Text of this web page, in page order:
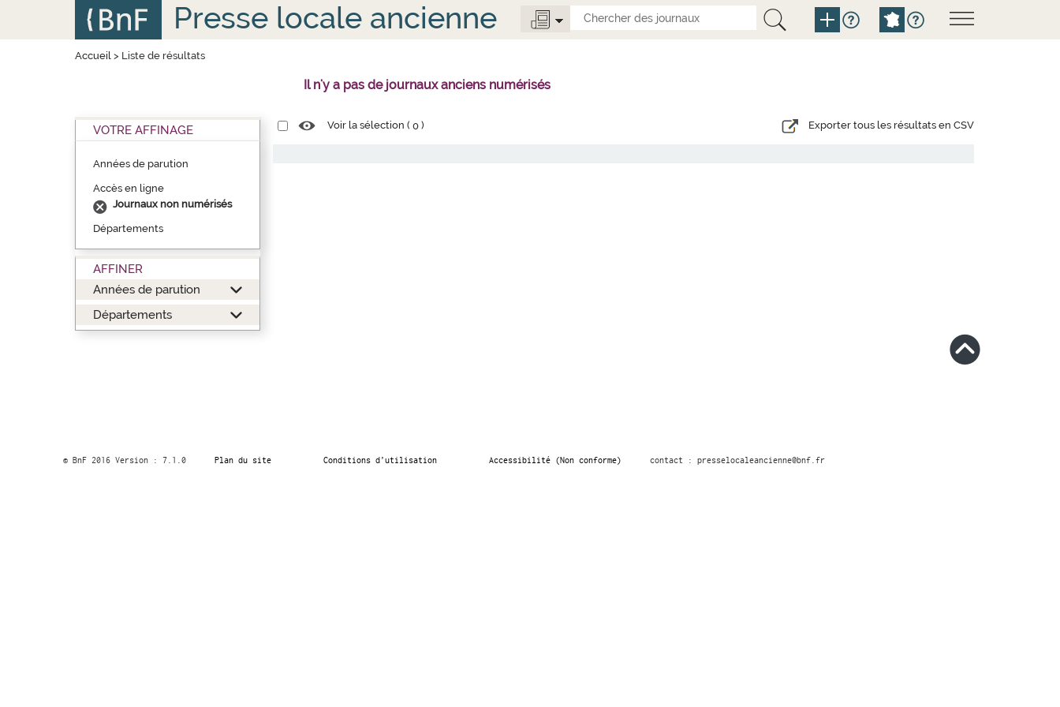
Presse locale ancienne
Accueil> Liste de résultats
Il n'y a pas de journaux anciens numérisés
VOTRE AFFINAGE
Années de parution
Accès en ligne
Journaux non numérisés
Départements
AFFINER
Années de parution
Départements
Voir la sélection (0 ) Exporter tous les résultats en CSV
© BnF 2016 Version : 7.1.0 Plan du site Conditions d’utilisation Accessibilité (Non conforme) contact : presselocaleancienne@bnf.fr
Panneau de gestion des cookies